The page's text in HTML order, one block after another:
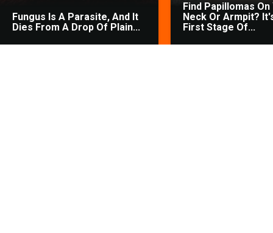
Fungus Is A Parasite, And It
Dies From A Drop Of Plain...
Find Papillomas On
Neck Or Armpit?
First Stage Of...